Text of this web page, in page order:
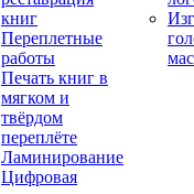
книг
Переплетные
работы
Печать книг в
мягком и
твёрдом
переплёте
Ламинирование
Цифровая